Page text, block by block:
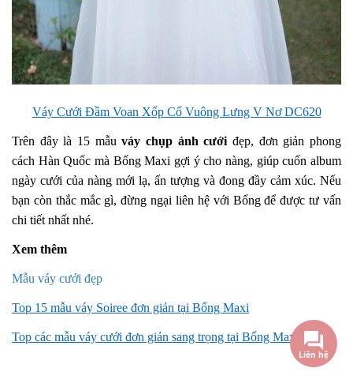
Váy Cưới Đầm Voan Xốp Cổ Vuông Lưng V Nơ DC620
Trên đây là 15 mẫuváy chụp ảnh cướiđẹp, đơn giản phong
cách Hàn Quốc mà Bống Maxi gợi ý cho nàng, giúp cuốn album
ngày cưới của nàng mới lạ, ấn tượng và đong đầy cảm xúc. Nếu
bạn còn thắc mắc gì, đừng ngại liên hệ với Bống để được tư vấn
chi tiết nhất nhé.
Xem thêm
Mẫu váy cưới đẹp
Top 15 mẫu váy Soiree đơn giản tại Bống Maxi
Top các mẫu váy cưới đơn giản sang trọng tại Bống Maxi
Liên hệ